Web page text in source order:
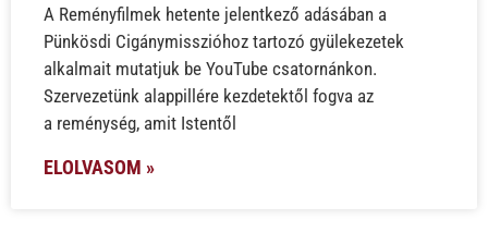
A Reményfilmek hetente jelentkező adásában a
Pünkösdi Cigánymisszióhoz tartozó gyülekezetek
alkalmait mutatjuk be YouTube csatornánkon.
Szervezetünk alappillére kezdetektől fogva az
a reménység, amit Istentől
ELOLVASOM »